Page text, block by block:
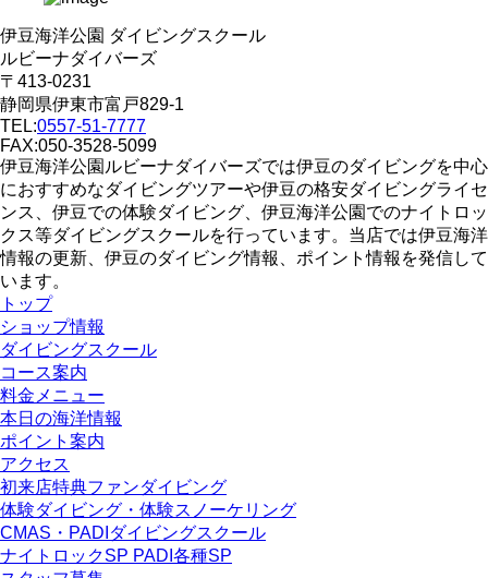
伊豆海洋公園 ダイビングスクール
ルビーナダイバーズ
〒413-0231
静岡県伊東市富戸829-1
TEL:0557-51-7777
FAX:050-3528-5099
伊豆海洋公園ルビーナダイバーズでは伊豆のダイビングを中心
におすすめなダイビングツアーや伊豆の格安ダイビングライセ
ンス、伊豆での体験ダイビング、伊豆海洋公園でのナイトロッ
クス等ダイビングスクールを行っています。当店では伊豆海洋
情報の更新、伊豆のダイビング情報、ポイント情報を発信して
います。
トップ
ショップ情報
ダイビングスクール
コース案内
料金メニュー
本日の海洋情報
ポイント案内
アクセス
初来店特典ファンダイビング
体験ダイビング・体験スノーケリング
CMAS・PADIダイビングスクール
ナイトロックSP PADI各種SP